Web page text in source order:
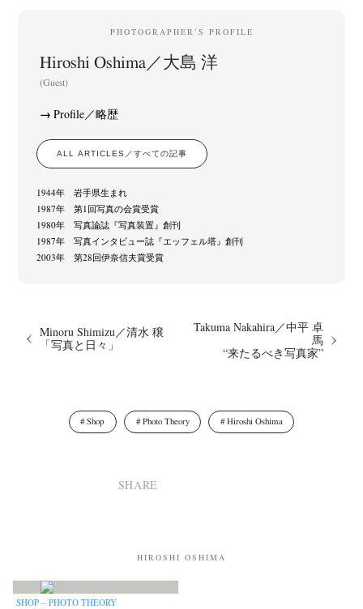
News Exhibition Members
Kazuyuki Kawaguchi (42) Keiko Sasaoka Kota Kishi
Masashi Otomo (47) Nana Kakuda
Postwar and Shōwa-Era (8) Presence (2) Publication (42) Remembrance
PHOTOGRAPHER’S PROFILE
Hiroshi Oshima／大島 洋
(Guest)
Profile／略歴
ALL ARTICLES／すべての記事
1944年 岩手県生まれ
1987年 第1回写真の会賞受賞
1980年 写真論誌『写真装置』創刊
1987年 写真インタビュー誌『エッフェル塔』創刊
2003年 第28回伊奈信夫賞受賞
Minoru Shimizu／清水 穣
「写真と日々」
Takuma Nakahira／中平 卓
馬
“来たるべき写真家”
Shop Photo Theory Hiroshi Oshima
SHARE
HIROSHI OSHIMA
SHOP – PHOTO THEORY